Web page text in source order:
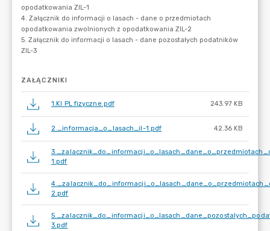
ZAŁĄCZNIKI
1.KI PL fizyczne.pdf 243.97 KB
2._informacja_o_lasach_il-1.pdf 42.36 KB
1.pdf
2.pdf
3.pdf